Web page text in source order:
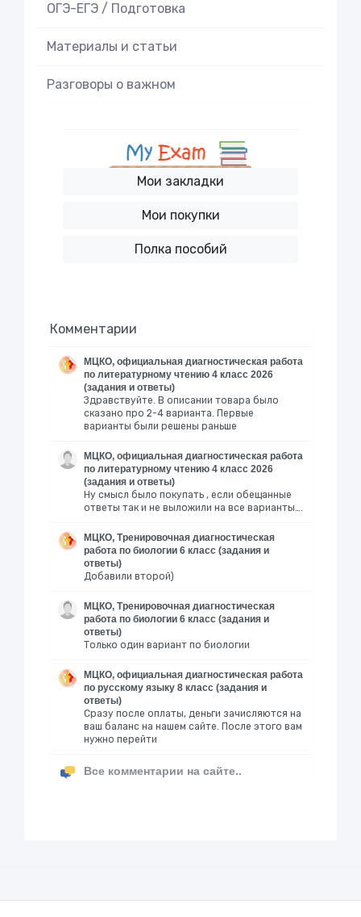
ОГЭ-ЕГЭ / Подготовка
Материалы и статьи
Разговоры о важном
Мои закладки
Мои покупки
Полка пособий
Комментарии
МЦКО, официальная диагностическая работа
по литературному чтению 4 класс 2026
(задания и ответы)
Здравствуйте. В описании товара было
сказано про 2-4 варианта. Первые
варианты были решены раньше
МЦКО, официальная диагностическая работа
по литературному чтению 4 класс 2026
(задания и ответы)
Ну смысл было покупать , если обещанные
ответы так и не выложили на все варианты….
МЦКО, Тренировочная диагностическая
работа по биологии 6 класс (задания и
ответы)
Добавили второй)
МЦКО, Тренировочная диагностическая
работа по биологии 6 класс (задания и
ответы)
Только один вариант по биологии
МЦКО, официальная диагностическая работа
по русскому языку 8 класс (задания и
ответы)
Сразу после оплаты, деньги зачисляются на
ваш баланс на нашем сайте. После этого вам
нужно перейти
Все комментарии на сайте..